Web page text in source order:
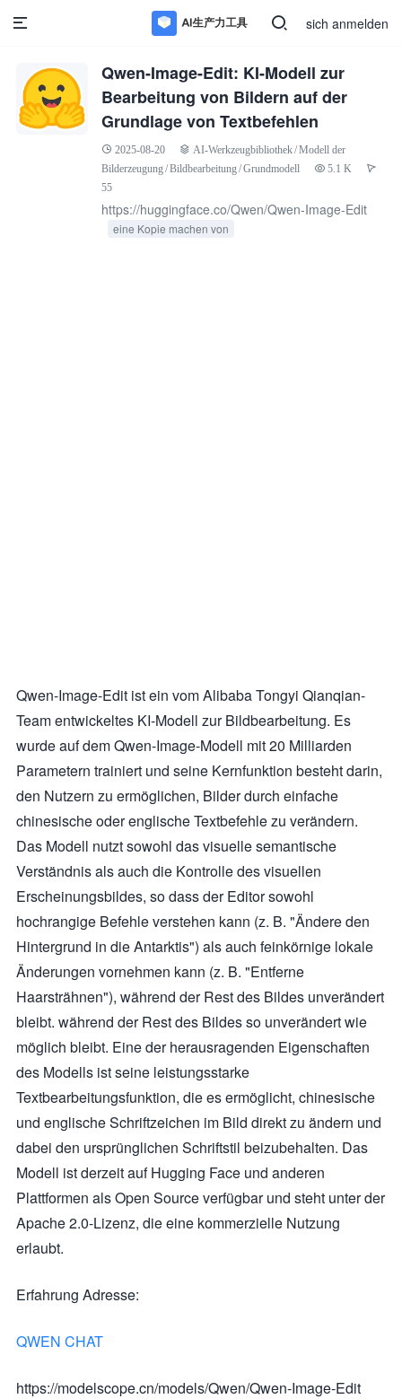
sich anmelden
Qwen-Image-Edit: KI-Modell zur
Bearbeitung von Bildern auf der
Grundlage von Textbefehlen
2025-08-20 AI-Werkzeugbibliothek/Modell der
Bilderzeugung/Bildbearbeitung/Grundmodell
5.1 K
55
https://huggingface.co/Qwen/Qwen-Image-Edit
eine Kopie machen von
Qwen-Image-Edit ist ein vom Alibaba Tongyi Qianqian-
Team entwickeltes KI-Modell zur Bildbearbeitung. Es
wurde auf dem Qwen-Image-Modell mit 20 Milliarden
Parametern trainiert und seine Kernfunktion besteht darin,
den Nutzern zu ermöglichen, Bilder durch einfache
chinesische oder englische Textbefehle zu verändern.
Das Modell nutzt sowohl das visuelle semantische
Verständnis als auch die Kontrolle des visuellen
Erscheinungsbildes, so dass der Editor sowohl
hochrangige Befehle verstehen kann (z. B. "Ändere den
Hintergrund in die Antarktis") als auch feinkörnige lokale
Änderungen vornehmen kann (z. B. "Entferne
Haarsträhnen"), während der Rest des Bildes unverändert
bleibt. während der Rest des Bildes so unverändert wie
möglich bleibt. Eine der herausragenden Eigenschaften
des Modells ist seine leistungsstarke
Textbearbeitungsfunktion, die es ermöglicht, chinesische
und englische Schriftzeichen im Bild direkt zu ändern und
dabei den ursprünglichen Schriftstil beizubehalten. Das
Modell ist derzeit auf Hugging Face und anderen
Plattformen als Open Source verfügbar und steht unter der
Apache 2.0-Lizenz, die eine kommerzielle Nutzung
erlaubt.
Erfahrung Adresse:
QWEN CHAT
https://modelscope.cn/models/Qwen/Qwen-Image-Edit